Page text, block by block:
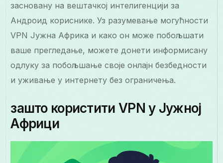
засновану на вештачкој интелигенцији за
Андроид кориснике. Уз разумевање могућности
VPN Јужна Африка и како он може побољшати
ваше прегледање, можете донети информисану
одлуку за побољшање своје онлајн безбедности
и уживање у интернету без ограничења.
зашто користити VPN у Јужној
Африци